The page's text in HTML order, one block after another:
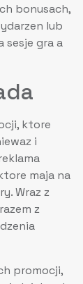
bonusach,
lub
sesje gra a
ktore
i
maja na
Wraz z
z
promocji,